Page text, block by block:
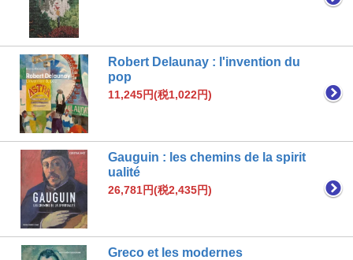
Robert Delaunay : l'invention du
pop
11,245円(税1,022円)
Gauguin : les chemins de la spirit
ualité
26,781円(税2,435円)
Greco et les modernes